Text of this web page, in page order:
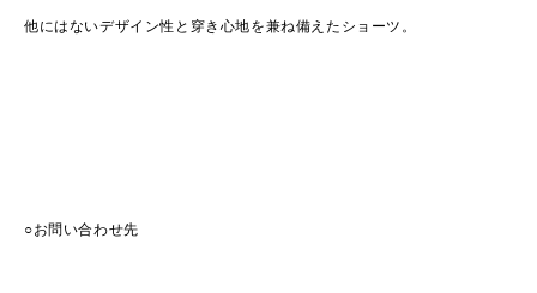
他にはないデザイン性と穿き心地を兼ね備えたショーツ。
○お問い合わせ先